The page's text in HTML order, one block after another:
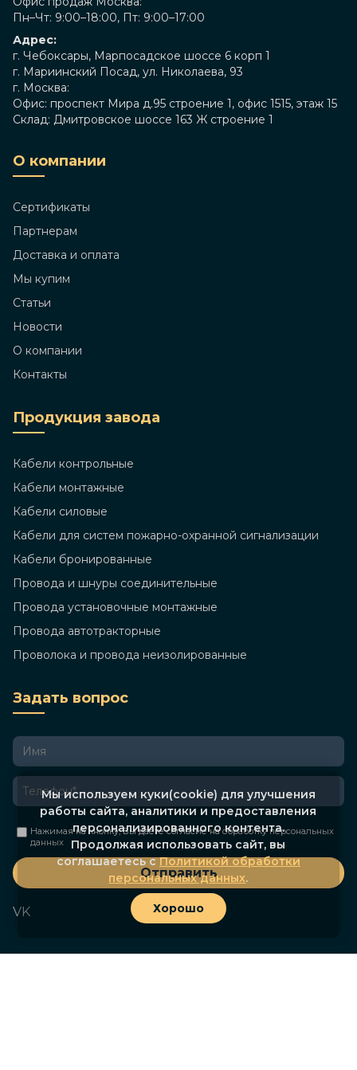
Пн–Чт: 9:00–18:00, Пт: 9:00–17:00
Адрес:
г. Чебоксары, Марпосадское шоссе 6 корп 1
г. Мариинский Посад, ул. Николаева, 93
г. Москва:
Офис: проспект Мира д.95 строение 1, офис 1515, этаж 15
Склад: Дмитровское шоссе 163 Ж строение 1
О компании
Сертификаты
Партнерам
Доставка и оплата
Мы купим
Статьи
Новости
О компании
Контакты
Продукция завода
Кабели контрольные
Кабели монтажные
Кабели силовые
Кабели для систем пожарно-охранной сигнализации
Кабели бронированные
Провода и шнуры соединительные
Провода установочные монтажные
Провода автотракторные
Проволока и провода неизолированные
Задать вопрос
Нажимая на кнопку, Вы даете согласие наобработку персональных
данных
Отправить
VK
Мы используем куки(cookie) для улучшения
работы сайта, аналитики и предоставления
персонализированного контента.
Продолжая использовать сайт, вы
соглашаетесь сПолитикой обработки
персональных данных.
Хорошо